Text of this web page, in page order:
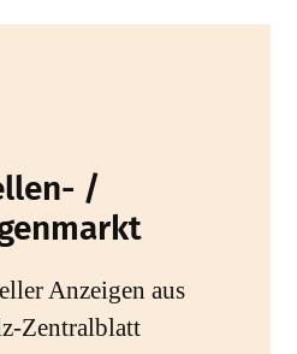
/
Anzeigen aus
Zentralblatt